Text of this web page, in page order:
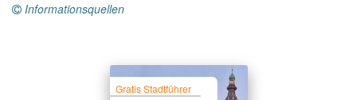
Informationsquellen
Gratis Stadtführer